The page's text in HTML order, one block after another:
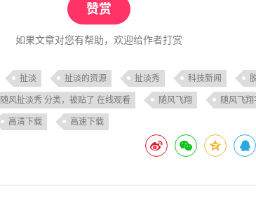
赞赏
如果文章对您有帮助，欢迎给作者打赏
扯淡 扯淡的资源 扯淡秀 科技新闻
随风扯淡秀 分类，被贴了 在线观看 随风飞翔 随风飞翔
高清下载 高速下载